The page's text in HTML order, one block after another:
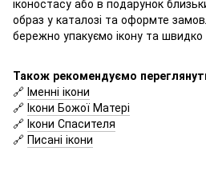
образ у каталозі та оформте
бережно упакуємо ікону та швидко
Також рекомендуємо
🔗 Іменні ікони
🔗 Ікони Божої Матері
🔗 Ікони Спасителя
🔗 Писані ікони